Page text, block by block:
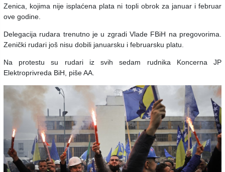
Zenica, kojima nije isplaćena plata ni topli obrok za januar i februar
ove godine.
Delegacija rudara trenutno je u zgradi Vlade FBiH na pregovorima.
Zenički rudari još nisu dobili januarsku i februarsku platu.
Na protestu su rudari iz svih sedam rudnika Koncerna JP
Elektroprivreda BiH, piše AA.